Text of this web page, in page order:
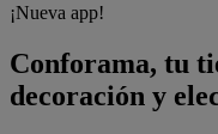
¡Nueva app!
Conforama, tu
decoración y